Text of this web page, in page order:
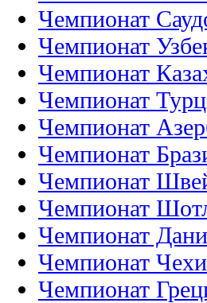
Чемпионат
Чемпионат
Чемпионат
Чемпионат
Чемпионат
Чемпионат
Чемпионат
Чемпионат
Чемпионат
Чемпионат
Чемпионат